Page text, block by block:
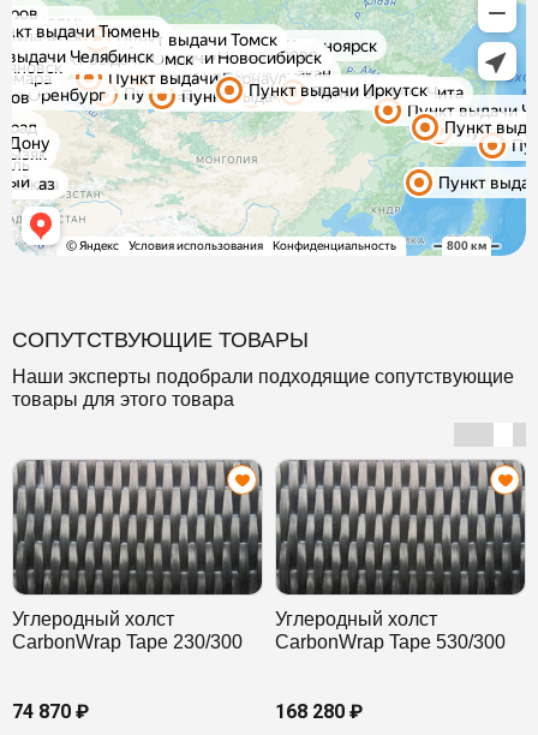
СОПУТСТВУЮЩИЕ ТОВАРЫ
Наши эксперты подобрали подходящие сопутствующие
товары для этого товара
Углеродный холст
CarbonWrap Tape 230/300
74 870 ₽
Углеродный холст
CarbonWrap Tape 530/300
168 280 ₽